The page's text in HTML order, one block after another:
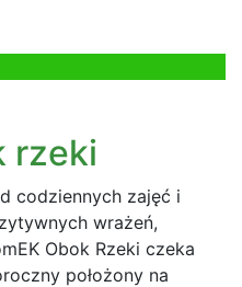
rzeki
codziennych zajęć i
wrażeń,
Obok Rzeki czeka
położony na